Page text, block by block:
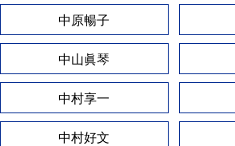
中原暢子
中山眞琴
中村享一
中村好文